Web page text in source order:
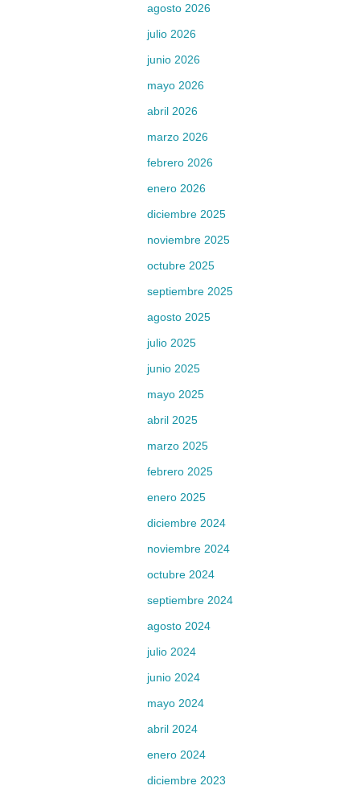
agosto 2026
julio 2026
junio 2026
mayo 2026
abril 2026
marzo 2026
febrero 2026
enero 2026
diciembre 2025
noviembre 2025
octubre 2025
septiembre 2025
agosto 2025
julio 2025
junio 2025
mayo 2025
abril 2025
marzo 2025
febrero 2025
enero 2025
diciembre 2024
noviembre 2024
octubre 2024
septiembre 2024
agosto 2024
julio 2024
junio 2024
mayo 2024
abril 2024
enero 2024
diciembre 2023